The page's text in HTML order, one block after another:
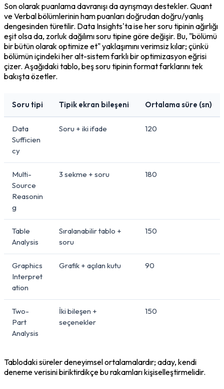
Son olarak puanlama davranışı da ayrışmayı destekler. Quant
ve Verbal bölümlerinin ham puanları doğrudan doğru/yanlış
dengesinden türetilir. Data Insights'ta ise her soru tipinin ağırlığı
eşit olsa da, zorluk dağılımı soru tipine göre değişir. Bu, "bölümü
bir bütün olarak optimize et" yaklaşımını verimsiz kılar; çünkü
bölümün içindeki her alt-sistem farklı bir optimizasyon eğrisi
çizer. Aşağıdaki tablo, beş soru tipinin format farklarını tek
bakışta özetler.
Soru tipi Tipik ekran bileşeni Ortalama süre (sn)
Data
Sufficien
cy
Soru + iki ifade 120
Multi-
Source
Reasonin
g
3 sekme + soru 180
Table
Analysis
Sıralanabilir tablo +
soru
150
Graphics
Interpret
ation
Grafik + açılan kutu 90
Two-
Part
Analysis
İki bileşen +
seçenekler
150
Tablodaki süreler deneyimsel ortalamalardır; aday, kendi
deneme verisini biriktirdikçe bu rakamları kişiselleştirmelidir.